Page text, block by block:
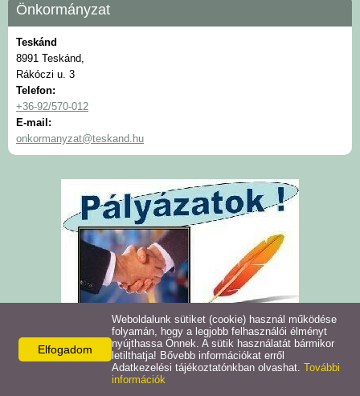
Önkormányzat
Intézmények
Pályázatok
Galéria
Szolgáltatások
Helyi vállalkozások
Helyi kiadványok
Önkormányzat
Teskánd
8991 Teskánd,
Rákóczi u. 3
Telefon:
+36-92/570-012
E-mail:
onkormanyzat@teskand.hu
Elfogadom
Weboldalunk sütiket (cookie) használ működése
folyamán, hogy a legjobb felhasználói élményt
nyújthassa Önnek. A sütik használatát bármikor
letilthatja! Bővebb információkat erről
Adatkezelési tájékoztatónkban olvashat. További
információk